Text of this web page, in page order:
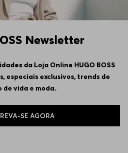
Newsletter
da Loja Online HUGO BOSS
especiais exclusivos, trends de
de vida e moda.
SE AGORA